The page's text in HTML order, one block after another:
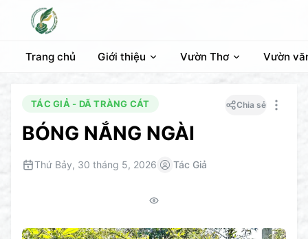
Trang chủ Giới thiệu Vườn Thơ Vườn
TÁC GIẢ - DÃ TRÀNG CÁT
BÓNG NẮNG NGÀI
Chia sẻ
Thứ Bảy, 30 tháng 5, 2026 Tác Giả